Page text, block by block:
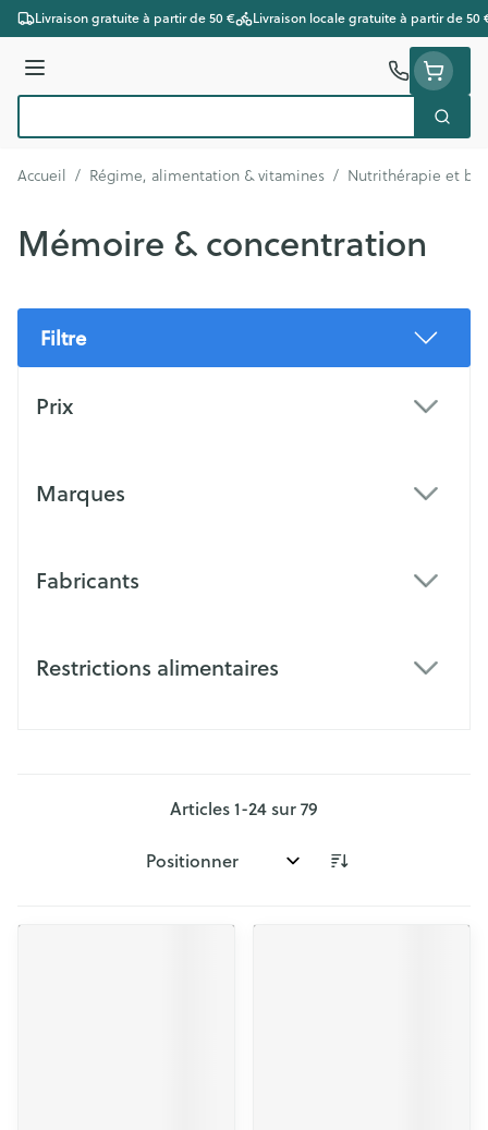
Aller au contenu
Livraison gratuite à partir de 50 € Livraison locale gratuite à partir de 50
Menu
Accueil / Régime, alimentation & vitamines / Nutrithérapie et
Mémoire & concentration
Filtre
Prix
Marques
Fabricants
Restrictions alimentaires
Articles1-24sur79
Trier par: